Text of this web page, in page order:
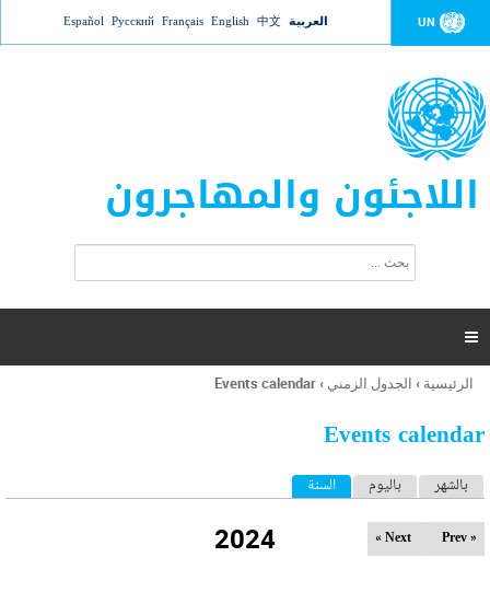
Jump to navigation UN العربية 中文
English
Français
Русский
Español
اللاجئون والمهاجرون
ت
ر
ل
ح
ب

أنت
هنا
الرئيسية › الجدول الزمني ›
Events calendar
Events calendar
ا
ل
ب
بالشهر باليوم السنة (علامة التبويب النشطة)
2024 « Prev
Next »